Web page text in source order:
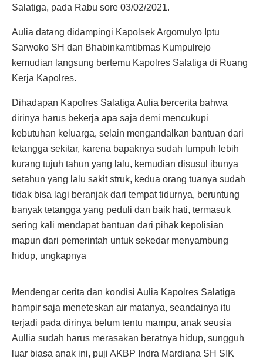
Salatiga, pada Rabu sore 03/02/2021.
Aulia datang didampingi Kapolsek Argomulyo Iptu
Sarwoko SH dan Bhabinkamtibmas Kumpulrejo
kemudian langsung bertemu Kapolres Salatiga di Ruang
Kerja Kapolres.
Dihadapan Kapolres Salatiga Aulia bercerita bahwa
dirinya harus bekerja apa saja demi mencukupi
kebutuhan keluarga, selain mengandalkan bantuan dari
tetangga sekitar, karena bapaknya sudah lumpuh lebih
kurang tujuh tahun yang lalu, kemudian disusul ibunya
setahun yang lalu sakit struk, kedua orang tuanya sudah
tidak bisa lagi beranjak dari tempat tidurnya, beruntung
banyak tetangga yang peduli dan baik hati, termasuk
sering kali mendapat bantuan dari pihak kepolisian
mapun dari pemerintah untuk sekedar menyambung
hidup, ungkapnya
Mendengar cerita dan kondisi Aulia Kapolres Salatiga
hampir saja meneteskan air matanya, seandainya itu
terjadi pada dirinya belum tentu mampu, anak seusia
Aullia sudah harus merasakan beratnya hidup, sungguh
luar biasa anak ini, puji AKBP Indra Mardiana SH SIK